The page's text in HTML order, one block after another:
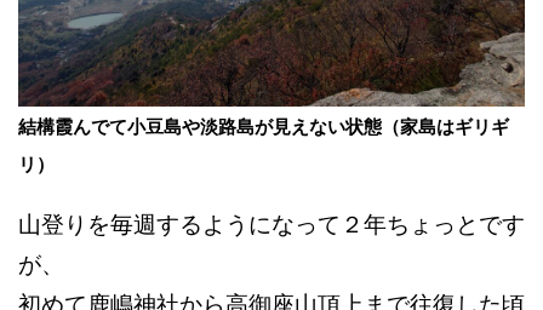
結構霞んでて小豆島や淡路島が見えない状態（家島はギリギ
リ）
山登りを毎週するようになって２年ちょっとです
が、
初めて鹿嶋神社から高御座山頂上まで往復した頃